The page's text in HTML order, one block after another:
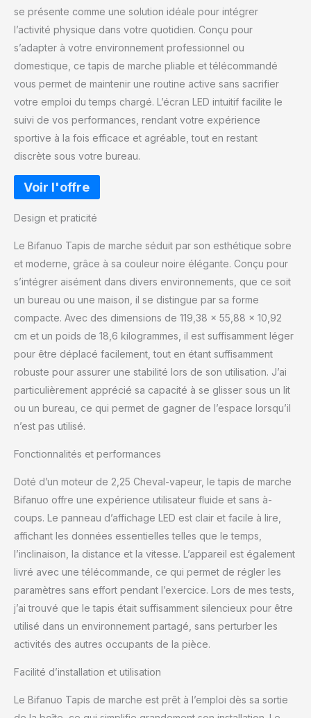
se présente comme une solution idéale pour intégrer
l’activité physique dans votre quotidien. Conçu pour
s’adapter à votre environnement professionnel ou
domestique, ce tapis de marche pliable et télécommandé
vous permet de maintenir une routine active sans sacrifier
votre emploi du temps chargé. L’écran LED intuitif facilite le
suivi de vos performances, rendant votre expérience
sportive à la fois efficace et agréable, tout en restant
discrète sous votre bureau.
Design et praticité
Le Bifanuo Tapis de marche séduit par son esthétique sobre
et moderne, grâce à sa couleur noire élégante. Conçu pour
s’intégrer aisément dans divers environnements, que ce soit
un bureau ou une maison, il se distingue par sa forme
compacte. Avec des dimensions de 119,38 x 55,88 x 10,92
cm et un poids de 18,6 kilogrammes, il est suffisamment léger
pour être déplacé facilement, tout en étant suffisamment
robuste pour assurer une stabilité lors de son utilisation. J’ai
particulièrement apprécié sa capacité à se glisser sous un lit
ou un bureau, ce qui permet de gagner de l’espace lorsqu’il
n’est pas utilisé.
Fonctionnalités et performances
Doté d’un moteur de 2,25 Cheval-vapeur, le tapis de marche
Bifanuo offre une expérience utilisateur fluide et sans à-
coups. Le panneau d’affichage LED est clair et facile à lire,
affichant les données essentielles telles que le temps,
l’inclinaison, la distance et la vitesse. L’appareil est également
livré avec une télécommande, ce qui permet de régler les
paramètres sans effort pendant l’exercice. Lors de mes tests,
j’ai trouvé que le tapis était suffisamment silencieux pour être
utilisé dans un environnement partagé, sans perturber les
activités des autres occupants de la pièce.
Facilité d’installation et utilisation
Le Bifanuo Tapis de marche est prêt à l’emploi dès sa sortie